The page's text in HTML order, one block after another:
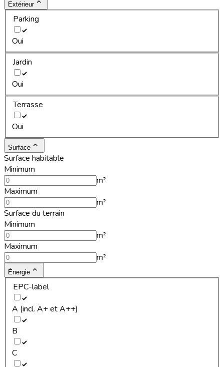
Extérieur
Parking
Oui
Jardin
Oui
Terrasse
Oui
Surface
Surface habitable
Minimum
m²
Maximum
m²
Surface du terrain
Minimum
m²
Maximum
m²
Énergie
EPC-label
A (incl. A+ et A++)
B
C